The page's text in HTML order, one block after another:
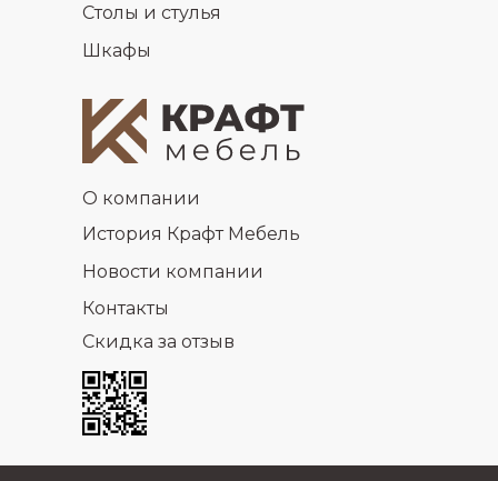
Столы и стулья
Шкафы
О компании
История Крафт Мебель
Новости компании
Контакты
Скидка за отзыв